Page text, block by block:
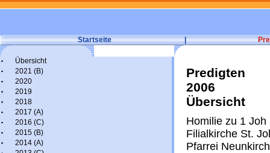
Startseite |
Übersicht
2021 (B)
2020
2019
2018
2017 (A)
2016 (C)
2015 (B)
2014 (A)
Predigten
2006
Übersicht
Homilie zu 1
Filialkirche St.
Pfarrei